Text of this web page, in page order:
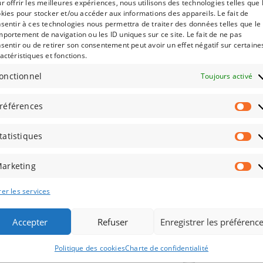
offrir les meilleures expériences, nous utilisons des technologies telles que
pour stocker et/ou accéder aux informations des appareils. Le fait de
à ces technologies nous permettra de traiter des données telles que le
de navigation ou les ID uniques sur ce site. Le fait de ne pas
ou de retirer son consentement peut avoir un effet négatif sur
et fonctions.
Toujours activé
les services
Accepter Refuser Enregistrer les
Politique des cookiesCharte de confidentialité
Piano individuel
à partir de 7 ans
Engagement à l'année
30 séances : 1200 €